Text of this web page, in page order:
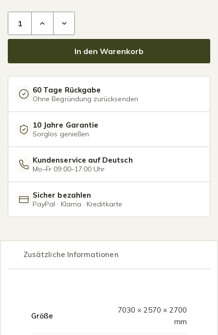
In den Warenkorb
60 Tage Rückgabe
Ohne Begründung zurücksenden
10 Jahre Garantie
Sorglos genießen
Kundenservice auf Deutsch
Mo–Fr 09:00–17:00 Uhr
Sicher bezahlen
PayPal · Klarna · Kreditkarte
Zusätzliche Informationen
Größe
7030 × 2570 × 2700
mm